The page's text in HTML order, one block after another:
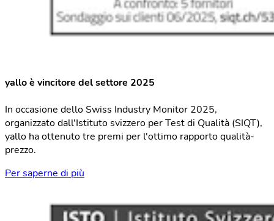
yallo è vincitore del settore 2025
In occasione dello Swiss Industry Monitor 2025,
organizzato dall'Istituto svizzero per Test di Qualità (SIQT),
yallo ha ottenuto tre premi per l'ottimo rapporto qualità-
prezzo.
Per saperne di più